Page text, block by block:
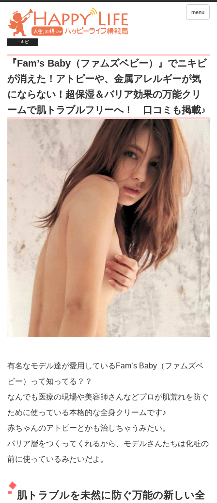
menu
ニキビ
『Fam’s Baby（ファムズベビー）』でニキビ
が消えた！アトピーや、金属アレルギーが気
にならない！超保湿＆バリア効果の万能クリ
ームで肌トラブルフリーへ！ 口コミも掲載♪
有名なモデル達が愛用しているFam’s Baby（ファムズベ
ビー）って知ってる？？
なんでも医療の現場や美容師さんなどプロが肌荒れを防ぐ
ために使っている本格的な全身クリームです♪
赤ちゃんのアトピーとかも治しちゃうみたい。
バリア層をつくってくれるから、モデルさんたちは化粧の
前に使っているみたいだよ。
肌トラブルを未然に防ぐ万能の新しい全